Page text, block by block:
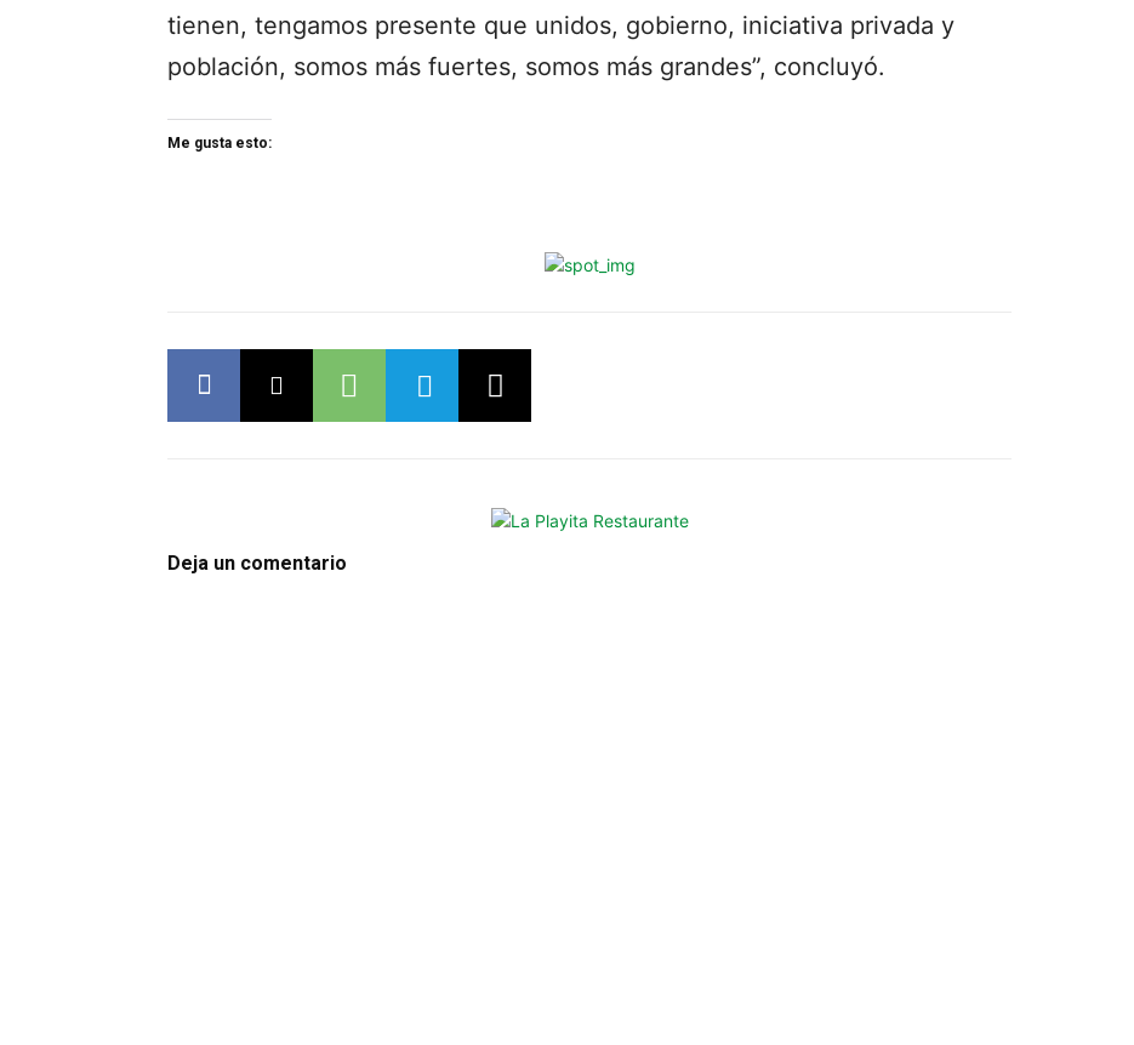
tienen, tengamos presente que unidos, gobierno, iniciativa privada y
población, somos más fuertes, somos más grandes”, concluyó.
Me gusta esto:
Deja un comentario